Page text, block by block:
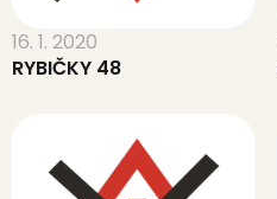
16. 1. 2020
RYBIČKY 48